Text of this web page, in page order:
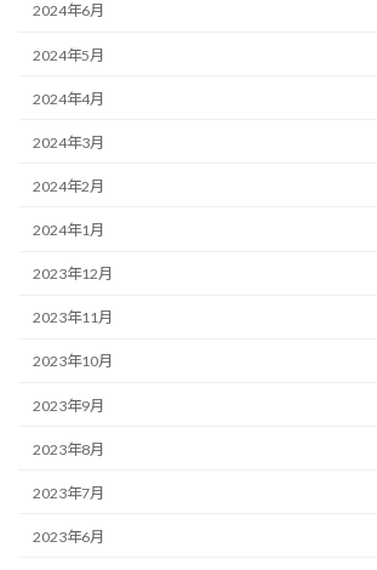
2024年6月
2024年5月
2024年4月
2024年3月
2024年2月
2024年1月
2023年12月
2023年11月
2023年10月
2023年9月
2023年8月
2023年7月
2023年6月